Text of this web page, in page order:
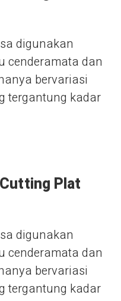
digunakan
cenderamata dan
bervariasi
tergantung kadar
Plat
digunakan
cenderamata dan
bervariasi
tergantung kadar